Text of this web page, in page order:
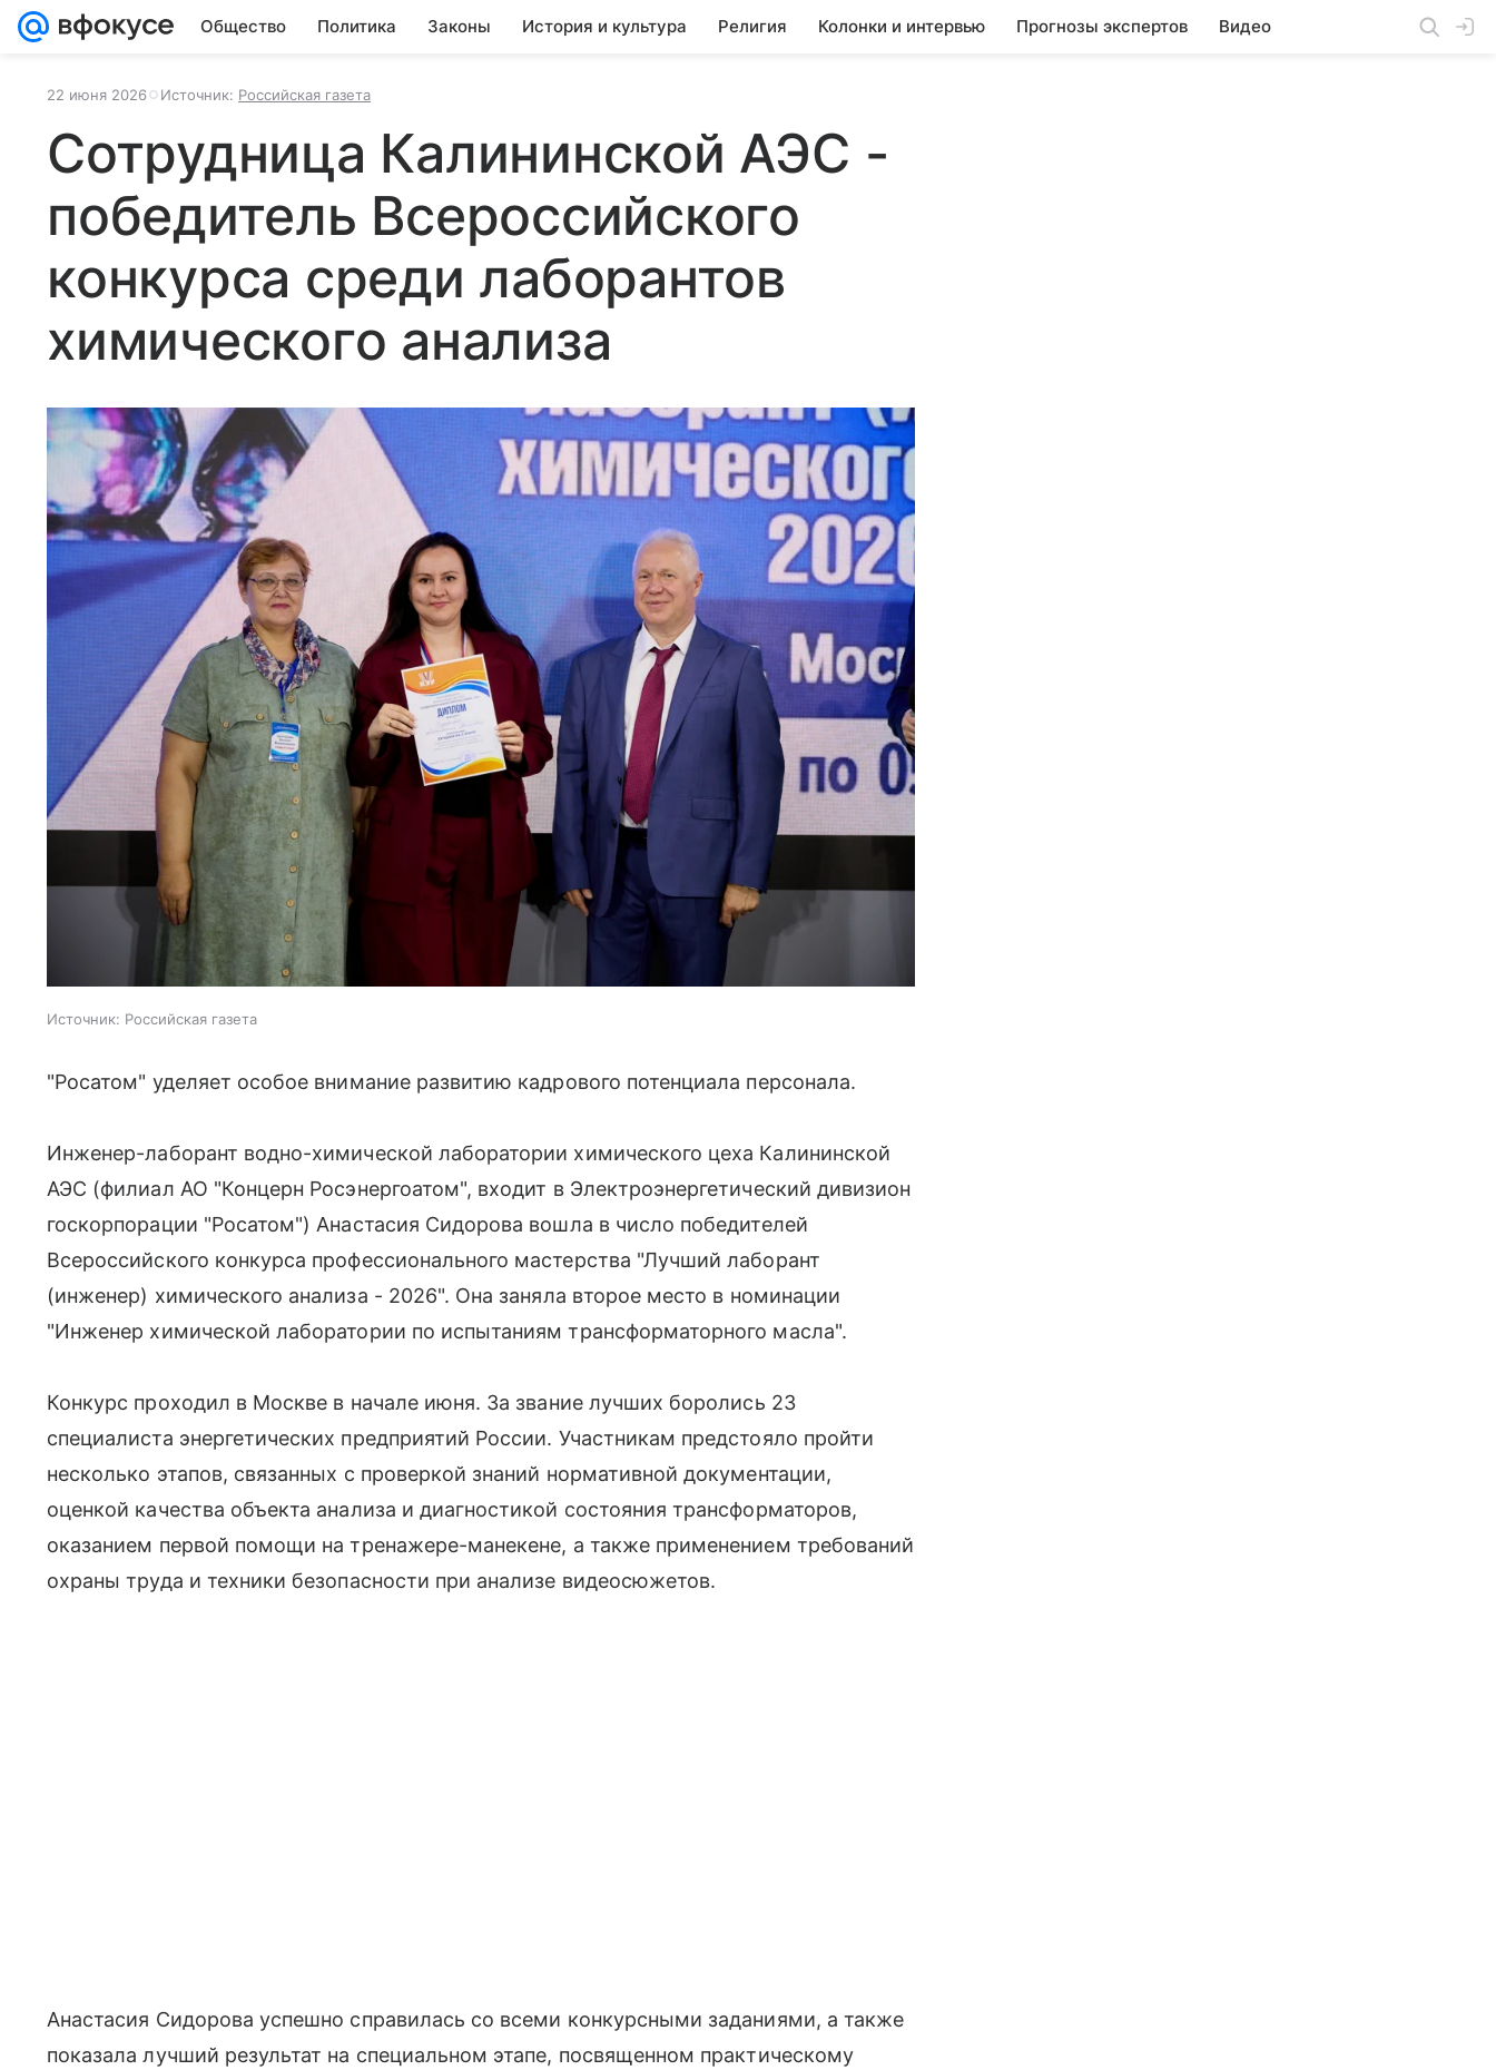
Общество Политика Законы История и культура Религия Колонки и интервью Прогнозы экспертов Видео
22 июня 2026 Источник: Российская газета
Сотрудница Калининской АЭС -
победитель Всероссийского
конкурса среди лаборантов
химического анализа
Источник: Российская газета
"Росатом" уделяет особое внимание развитию кадрового потенциала персонала.
Инженер-лаборант водно-химической лаборатории химического цеха Калининской
АЭС (филиал АО "Концерн Росэнергоатом", входит в Электроэнергетический дивизион
госкорпорации "Росатом") Анастасия Сидорова вошла в число победителей
Всероссийского конкурса профессионального мастерства "Лучший лаборант
(инженер) химического анализа - 2026". Она заняла второе место в номинации
"Инженер химической лаборатории по испытаниям трансформаторного масла".
Конкурс проходил в Москве в начале июня. За звание лучших боролись 23
специалиста энергетических предприятий России. Участникам предстояло пройти
несколько этапов, связанных с проверкой знаний нормативной документации,
оценкой качества объекта анализа и диагностикой состояния трансформаторов,
оказанием первой помощи на тренажере-манекене, а также применением требований
охраны труда и техники безопасности при анализе видеосюжетов.
Анастасия Сидорова успешно справилась со всеми конкурсными заданиями, а также
показала лучший результат на специальном этапе, посвященном практическому